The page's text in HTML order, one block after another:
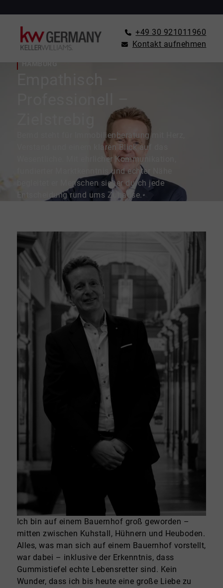
+49 30 921011960
Kontakt aufnehmen
BERND HERRFURTH – IHR ERFAHRENER MAKLER FÜR
Bernd steht für Immobilienberatung mit Herz,
Verstand und einem klaren Blick auf das
Wesentliche. Mit ehrlicher Kommunikation,
fundierter Marktkenntnis und echter Nähe
begleitet er Menschen sicher durch jede
Entscheidung rund ums Zuhause.
Ich bin auf einem Bauernhof groß geworden –
mitten zwischen Kuhstall, Hühnern und Heuboden.
Alles, was man sich auf einem Bauernhof vorstellt,
war dabei – inklusive der Erkenntnis, dass
Gummistiefel echte Lebensretter sind. Kein
Wunder, dass ich bis heute eine große Liebe zu